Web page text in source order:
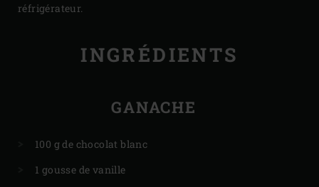
réfrigérateur.
INGRÉDIENTS
GANACHE
100 g de chocolat blanc
1 gousse de vanille